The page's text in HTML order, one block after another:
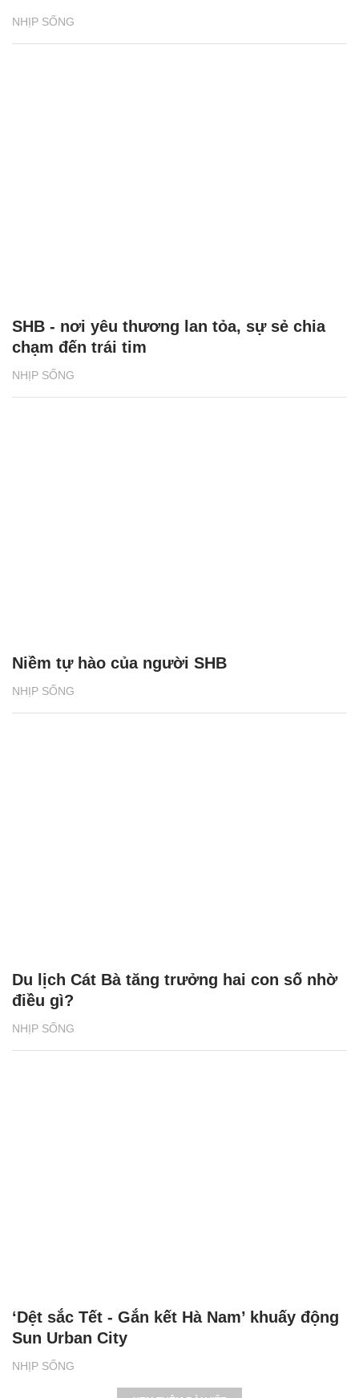
NHỊP SỐNG
NHỊP SỐNG
SHB - nơi yêu thương lan tỏa, sự sẻ chia
chạm đến trái tim
NHỊP SỐNG
Niềm tự hào của người SHB
NHỊP SỐNG
Du lịch Cát Bà tăng trưởng hai con số nhờ
điều gì?
NHỊP SỐNG
‘Dệt sắc Tết - Gắn kết Hà Nam’ khuấy động
Sun Urban City